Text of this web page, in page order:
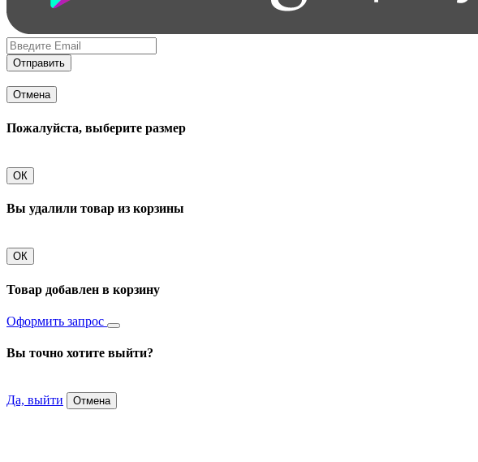
Отправить
Отмена
Пожалуйста, выберите размер
ОК
Вы удалили товар из корзины
ОК
Товар добавлен в корзину
Оформить запрос
Вы точно хотите выйти?
Да, выйти Отмена